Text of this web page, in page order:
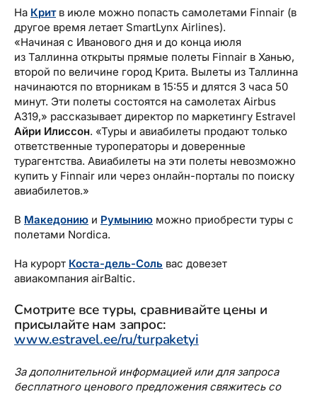
Наши консультанты
Приходите на работу
Новости
На Критв июле можно попасть самолетами Finnair (в
другое время летает SmartLynx Airlines).
«Начиная с Иванового дня и до конца июля
из Таллинна открыты прямые полеты Finnair в Ханью,
второй по величине город Крита. Вылеты из Таллинна
начинаются по вторникам в 15:55 и длятся 3 часа 50
минут. Эти полеты состоятся на самолетах Airbus
A319,» рассказывает директор по маркетингу Estravel
Айри Илиссон. «Туры и авиабилеты продают только
ответственные туроператоры и доверенные
турагентства. Авиабилеты на эти полеты невозможно
купить у Finnair или через онлайн-порталы по поиску
авиабилетов.»
В Македонию и Румынию можно приобрести туры с
полетами Nordica.
На курорт Коста-дель-Соль вас довезет
авиакомпания airBaltic.
Смотрите все туры, сравнивайте цены и
присылайте нам запрос:
www.estravel.ee/ru/turpaketyi
За дополнительной информацией или для запроса
бесплатного ценового предложения свяжитесь со